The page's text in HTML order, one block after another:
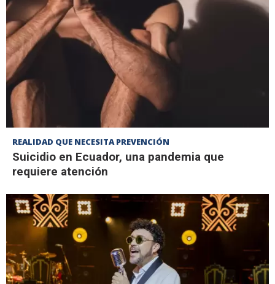
REALIDAD QUE NECESITA PREVENCIÓN
Suicidio en Ecuador, una pandemia que
requiere atención